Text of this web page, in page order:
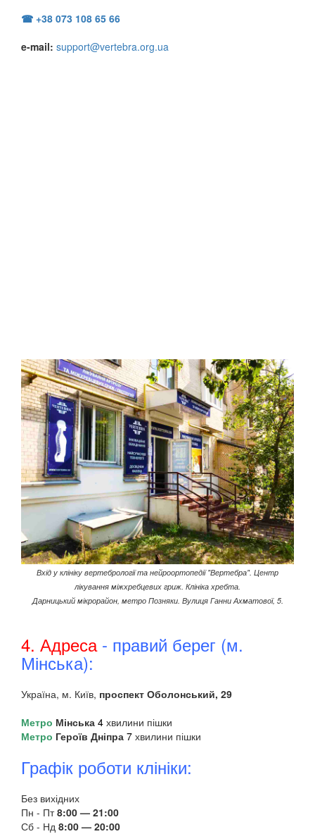
☎ +38 073 108 65 66
e-mail: support@vertebra.org.ua
Вхід у клініку вертебрології та нейроортопедії "Вертебра". Центр
лікування міжхребцевих гриж. Клініка хребта.
Дарницький мікрорайон, метро Позняки. Вулиця Ганни Ахматової, 5.
4. Адреса- правий берег (м.
Мінська):
Україна, м. Київ, проспект Оболонський, 29
Метро Мінська 4 хвилини пішки
Метро Героїв Дніпра 7 хвилини пішки
Графік роботи клініки:
Без вихідних
Пн - Пт8:00 — 21:00
Сб - Нд 8:00 — 20:00